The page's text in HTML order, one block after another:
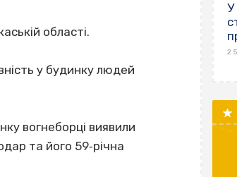
області.
у будинку людей
вогнеборці виявили
та його 59‐річна
У
2